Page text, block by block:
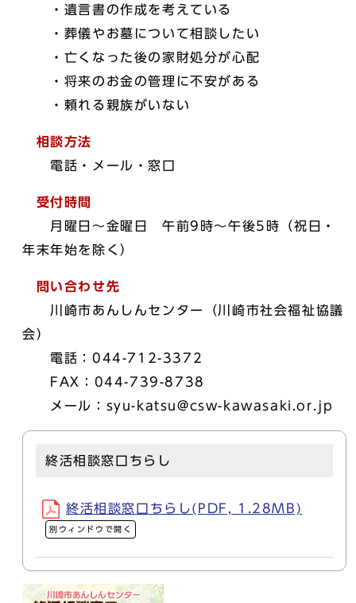
・遺言書の作成を考えている
・葬儀やお墓について相談したい
・亡くなった後の家財処分が心配
・将来のお金の管理に不安がある
・頼れる親族がいない
相談方法
電話・メール・窓口
受付時間
月曜日～金曜日 午前9時～午後5時（祝日・
年末年始を除く）
問い合わせ先
川崎市あんしんセンター（川崎市社会福祉協議
会）
電話：044-712-3372
FAX：044-739-8738
メール：syu-katsu@csw-kawasaki.or.jp
終活相談窓口ちらし
終活相談窓口ちらし(PDF, 1.28MB)
別ウィンドウで開く